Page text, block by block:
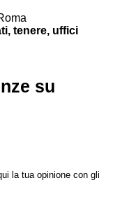
tenere, uffici
su
la tua opinione con gli